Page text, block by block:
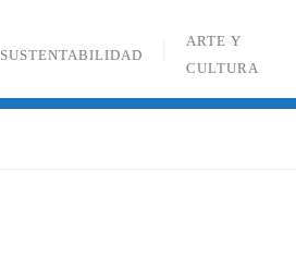
SUSTENTABILIDAD
ARTE Y
CULTURA